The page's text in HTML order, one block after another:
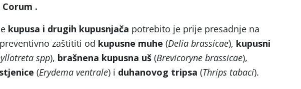
Corum .
kupusa i drugih kupusnjača potrebito je prije presadnje na
zaštititi od kupusne muhe (Delia brassicae), kupusni
spp), brašnena kupusna uš (Brevicoryne brassicae),
(Erydema ventrale) i duhanovog tripsa (Thrips tabaci).